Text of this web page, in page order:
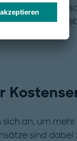
geht sehr
um die
an, um
sind dabei